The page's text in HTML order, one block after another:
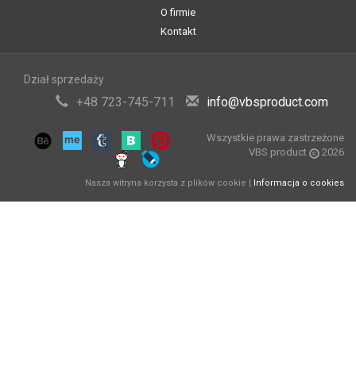
O firmie
Kontakt
Dział sprzedaży
+48 723-745-711 info@vbsproduct.com
Wszystkie prawa zastrzeżone
VBS product
2026
Nasza witryna korzysta z plików cookie | Informacja o cookies